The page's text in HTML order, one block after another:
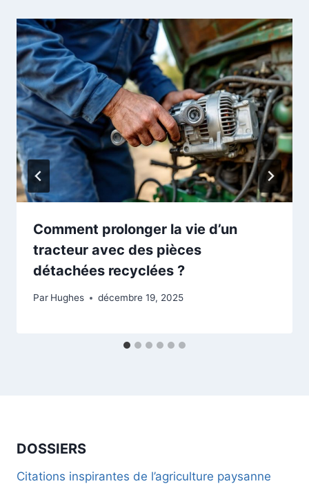
Comment prolonger la vie d’un
tracteur avec des pièces
détachées recyclées ?
Par Hughes décembre 19, 2025
DOSSIERS
Citations inspirantes de l’agriculture paysanne